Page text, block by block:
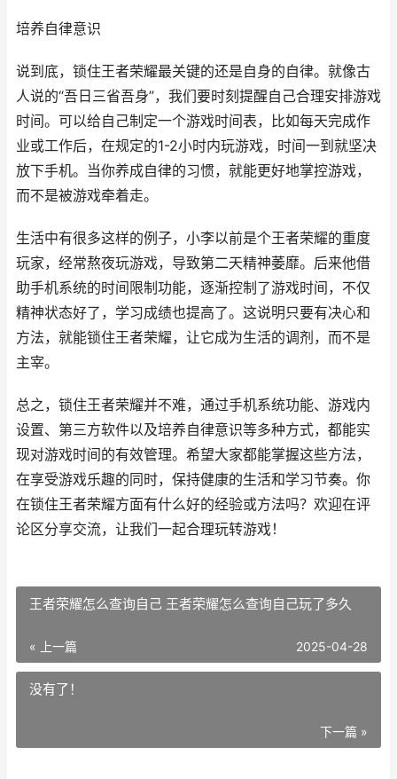
培养自律意识
说到底，锁住王者荣耀最关键的还是自身的自律。就像古
人说的“吾日三省吾身”，我们要时刻提醒自己合理安排游戏
时间。可以给自己制定一个游戏时间表，比如每天完成作
业或工作后，在规定的1-2小时内玩游戏，时间一到就坚决
放下手机。当你养成自律的习惯，就能更好地掌控游戏，
而不是被游戏牵着走。
生活中有很多这样的例子，小李以前是个王者荣耀的重度
玩家，经常熬夜玩游戏，导致第二天精神萎靡。后来他借
助手机系统的时间限制功能，逐渐控制了游戏时间，不仅
精神状态好了，学习成绩也提高了。这说明只要有决心和
方法，就能锁住王者荣耀，让它成为生活的调剂，而不是
主宰。
总之，锁住王者荣耀并不难，通过手机系统功能、游戏内
设置、第三方软件以及培养自律意识等多种方式，都能实
现对游戏时间的有效管理。希望大家都能掌握这些方法，
在享受游戏乐趣的同时，保持健康的生活和学习节奏。你
在锁住王者荣耀方面有什么好的经验或方法吗？欢迎在评
论区分享交流，让我们一起合理玩转游戏！
王者荣耀怎么查询自己 王者荣耀怎么查询自己玩了多久
« 上一篇 2025-04-28
没有了！
下一篇 »